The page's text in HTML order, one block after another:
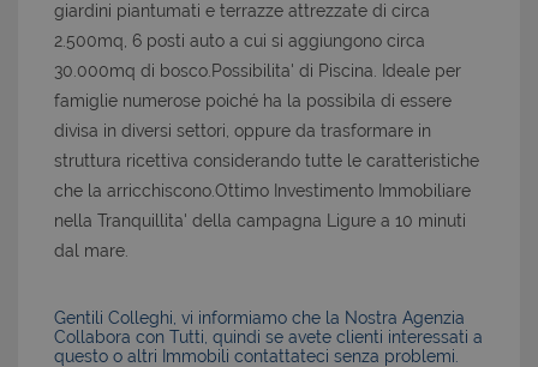
giardini piantumati e terrazze attrezzate di circa
2.500mq, 6 posti auto a cui si aggiungono circa
30.000mq di bosco.Possibilita' di Piscina. Ideale per
famiglie numerose poiché ha la possibila di essere
divisa in diversi settori, oppure da trasformare in
struttura ricettiva considerando tutte le caratteristiche
che la arricchiscono.Ottimo Investimento Immobiliare
nella Tranquillita' della campagna Ligure a 10 minuti
dal mare.
Gentili Colleghi, vi informiamo che la Nostra Agenzia
Collabora con Tutti, quindi se avete clienti interessati a
questo o altri Immobili contattateci senza problemi.